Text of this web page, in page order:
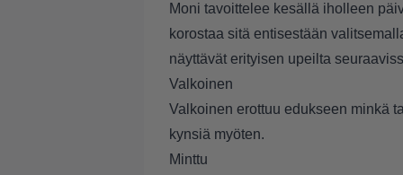
Moni tavoittelee kesällä iholleen
korostaa sitä entisestään
näyttävät erityisen upeilta
Valkoinen
Valkoinen erottuu edukseen minkä
kynsiä myöten.
Minttu